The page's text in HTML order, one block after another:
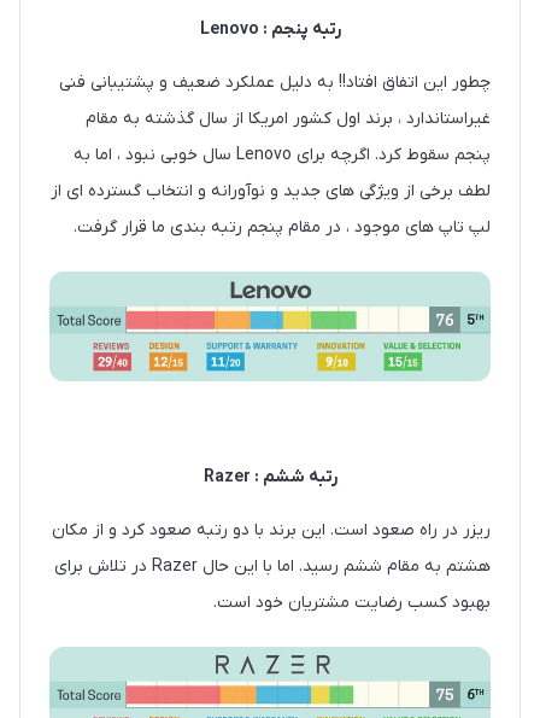
رتبه پنجم : Lenovo
چطور این اتفاق افتاد!! به دلیل عملکرد ضعیف و پشتیبانی فنی
غیراستاندارد ، برند اول کشور امریکا از سال گذشته به مقام
پنجم سقوط کرد. اگرچه برای Lenovo سال خوبی نبود ، اما به
لطف برخی از ویژگی های جدید و نوآورانه و انتخاب گسترده ای از
لپ تاپ های موجود ، در مقام پنجم رتبه بندی ما قرار گرفت.
رتبه ششم : Razer
ریزر در راه صعود است. این برند با دو رتبه صعود کرد و از مکان
هشتم به مقام ششم رسید. اما با این حال Razer در تلاش برای
بهبود کسب رضایت مشتریان خود است.